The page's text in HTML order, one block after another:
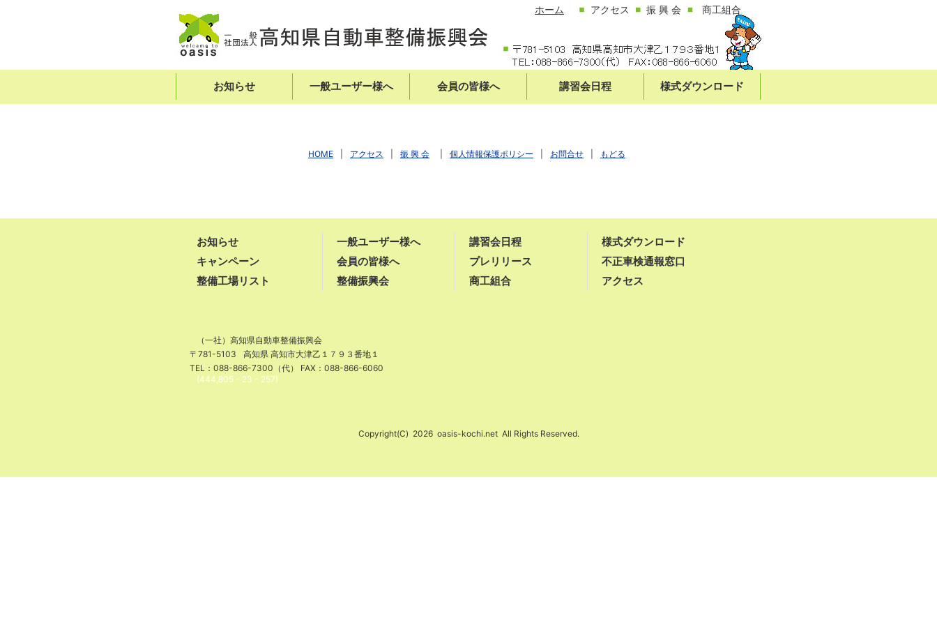
商工組合
振 興 会
アクセス
ホーム
お知らせ 一般ユーザー様へ 会員の皆様へ 講習会日程 様式ダウンロード
HOME アクセス 振 興 会 個人情報保護ポリシー お問合せ もどる
お知らせ
キャンペーン
整備工場リスト
一般ユーザー様へ
会員の皆様へ
整備振興会
講習会日程
プレリリース
商工組合
様式ダウンロード
不正車検通報窓口
アクセス
（一社）高知県自動車整備振興会
〒781-5103
高知県 高知市大津乙１７９３番地１
TEL：088-866-7300（代） FAX：088-866-6060
(444,805 - 23 - 257)
Copyright(C) 2026 oasis-kochi.net All Rights Reserved.